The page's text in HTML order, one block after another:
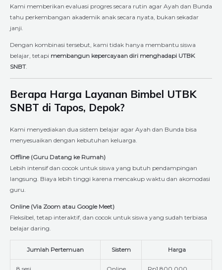
Kami memberikan evaluasi progres secara rutin agar Ayah dan Bunda
tahu perkembangan akademik anak secara nyata, bukan sekadar
janji.
Dengan kombinasi tersebut, kami tidak hanya membantu siswa
belajar, tetapi membangun kepercayaan diri menghadapi UTBK
SNBT.
Berapa Harga Layanan Bimbel UTBK
SNBT di Tapos, Depok?
Kami menyediakan dua sistem belajar agar Ayah dan Bunda bisa
menyesuaikan dengan kebutuhan keluarga.
Offline (Guru Datang ke Rumah)
Lebih intensif dan cocok untuk siswa yang butuh pendampingan
langsung. Biaya lebih tinggi karena mencakup waktu dan akomodasi
guru.
Online (Via Zoom atau Google Meet)
Fleksibel, tetap interaktif, dan cocok untuk siswa yang sudah terbiasa
belajar daring.
Jumlah Pertemuan Sistem Harga